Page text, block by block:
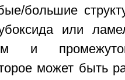
большие
или
промежуток
может быть